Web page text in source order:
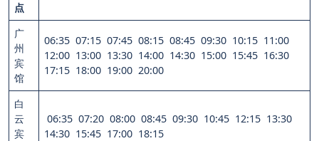
点
广
州
宾
馆
06:35 07:15 07:45 08:15 08:45 09:30 10:15 11:00
12:00 13:00 13:30 14:00 14:30 15:00 15:45 16:30
17:15 18:00 19:00 20:00
白
云
宾
06:35 07:20 08:00 08:45 09:30 10:45 12:15 13:30
14:30 15:45 17:00 18:15